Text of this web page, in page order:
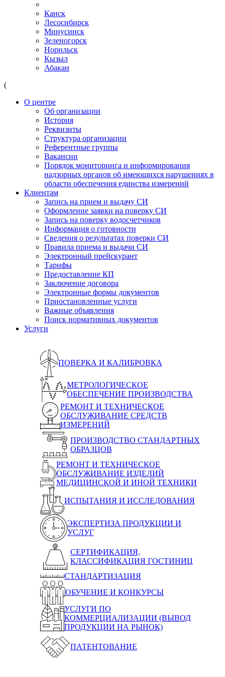
Канск
Лесосибирск
Минусинск
Зеленогорск
Норильск
Кызыл
Абакан
(
О центре
Об организации
История
Реквизиты
Структура организации
Референтные группы
Вакансии
Порядок мониторинга и информирования
надзорных органов об имеющихся нарушениях в
области обеспечения единства измерений
Клиентам
Запись на прием и выдачу СИ
Оформление заявки на поверку СИ
Запись на поверку водосчетчиков
Информация о готовности
Сведения о результатах поверки СИ
Правила приема и выдачи СИ
Электронный прейскурант
Тарифы
Предоставление КП
Заключение договора
Электронные формы документов
Приостановленные услуги
Важные объявления
Поиск нормативных документов
Услуги
ПОВЕРКА И КАЛИБРОВКА
МЕТРОЛОГИЧЕСКОЕ
ОБЕСПЕЧЕНИЕ ПРОИЗВОДСТВА
РЕМОНТ И ТЕХНИЧЕСКОЕ
ОБСЛУЖИВАНИЕ СРЕДСТВ
ИЗМЕРЕНИЙ
ПРОИЗВОДСТВО СТАНДАРТНЫХ
ОБРАЗЦОВ
РЕМОНТ И ТЕХНИЧЕСКОЕ
ОБСЛУЖИВАНИЕ ИЗДЕЛИЙ
МЕДИЦИНСКОЙ И ИНОЙ ТЕХНИКИ
ИСПЫТАНИЯ И ИССЛЕДОВАНИЯ
ЭКСПЕРТИЗА ПРОДУКЦИИ И
УСЛУГ
СЕРТИФИКАЦИЯ,
КЛАССИФИКАЦИЯ ГОСТИНИЦ
СТАНДАРТИЗАЦИЯ
ОБУЧЕНИЕ И КОНКУРСЫ
УСЛУГИ ПО
КОММЕРЦИАЛИЗАЦИИ (ВЫВОД
ПРОДУКЦИИ НА РЫНОК)
ПАТЕНТОВАНИЕ